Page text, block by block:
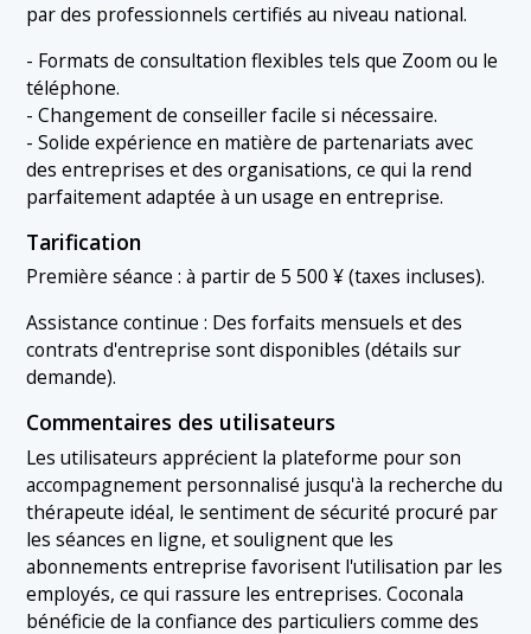
par des professionnels certifiés au niveau national.
- Formats de consultation flexibles tels que Zoom ou le
téléphone.
- Changement de conseiller facile si nécessaire.
- Solide expérience en matière de partenariats avec
des entreprises et des organisations, ce qui la rend
parfaitement adaptée à un usage en entreprise.
Tarification
Première séance : à partir de 5 500 ¥ (taxes incluses).
Assistance continue : Des forfaits mensuels et des
contrats d'entreprise sont disponibles (détails sur
demande).
Commentaires des utilisateurs
Les utilisateurs apprécient la plateforme pour son
accompagnement personnalisé jusqu'à la recherche du
thérapeute idéal, le sentiment de sécurité procuré par
les séances en ligne, et soulignent que les
abonnements entreprise favorisent l'utilisation par les
employés, ce qui rassure les entreprises. Coconala
bénéficie de la confiance des particuliers comme des